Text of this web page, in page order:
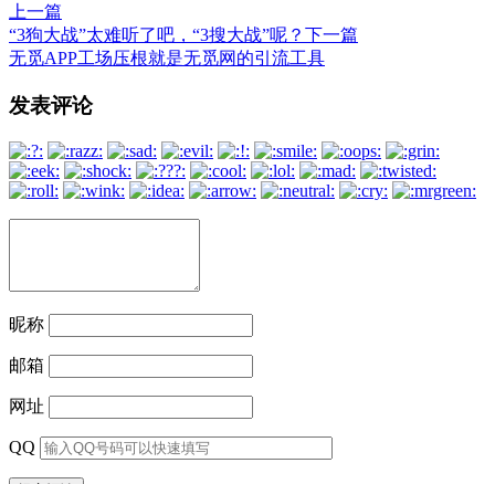
上一篇
“3狗大战”太难听了吧，“3搜大战”呢？
下一篇
无觅APP工场压根就是无觅网的引流工具
文
章
导
航
发表评论
昵称
邮箱
网址
QQ